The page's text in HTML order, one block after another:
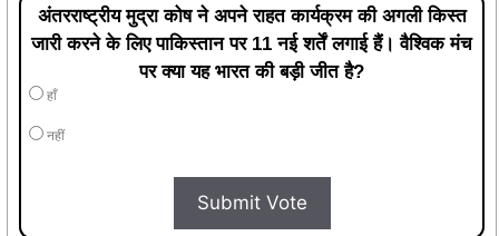
अंतरराष्ट्रीय मुद्रा कोष ने अपने राहत कार्यक्रम की अगली किस्त
जारी करने के लिए पाकिस्तान पर 11 नई शर्तें लगाई हैं। वैश्विक मंच
पर क्या यह भारत की बड़ी जीत है?
हाँ
नहीं
Submit Vote